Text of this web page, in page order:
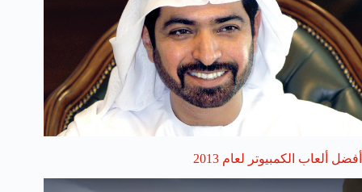
أفضل ألعاب الكمبيوتر لعام 2013